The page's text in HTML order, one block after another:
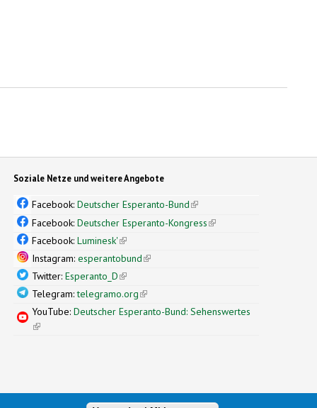
Soziale Netze und weitere Angebote
Facebook:Deutscher Esperanto-Bund(link is external)
Facebook:Deutscher Esperanto-Kongress(link is external)
Facebook:Luminesk'(link is external)
Instagram:esperantobund(link is external)
Twitter:Esperanto_D(link is external)
Telegram:telegramo.org(link is external)
YouTube:Deutscher Esperanto-Bund: Sehenswertes
(link is external)